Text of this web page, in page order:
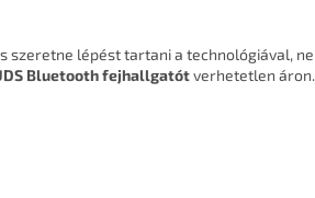
szeretne lépést tartani a technológiával, ne
Bluetooth fejhallgatótverhetetlen áron.